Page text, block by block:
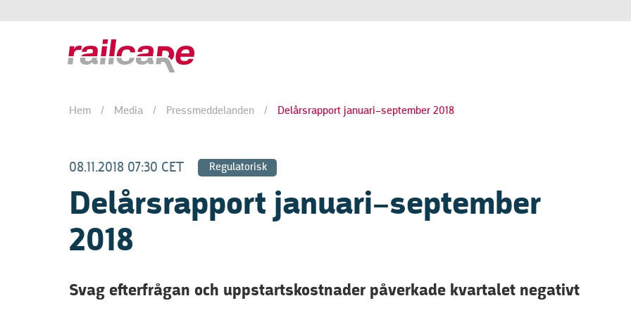
Hem / Media / Pressmeddelanden / Delårsrapport januari–september 2018
08.11.2018 07:30 CET Regulatorisk
Delårsrapport januari–september
2018
Svag efterfrågan och uppstartskostnader påverkade kvartalet negativt